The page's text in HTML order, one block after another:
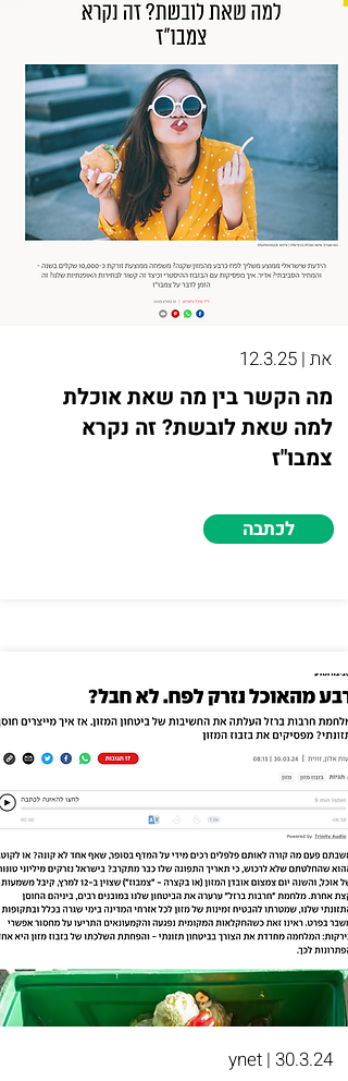
את | 12.3.25
מה הקשר בין מה שאת אוכלת
למה שאת לובשת? זה נקרא
צמבו"ז
לכתבה
ynet | 30.3.24